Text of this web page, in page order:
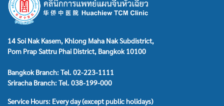
14 Soi Nak Kasem, Khlong Maha Nak Subdistrict,
Pom Prap Sattru Phai District, Bangkok 10100
Bangkok Branch: Tel. 02-223-1111
Sriracha Branch: Tel. 038-199-000
Service Hours: Every day (except public holidays)